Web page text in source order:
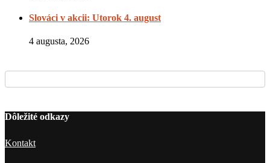
Slováci v akcii: Utorok 4. august
4 augusta, 2026
Dôležité odkazy
Kontakt